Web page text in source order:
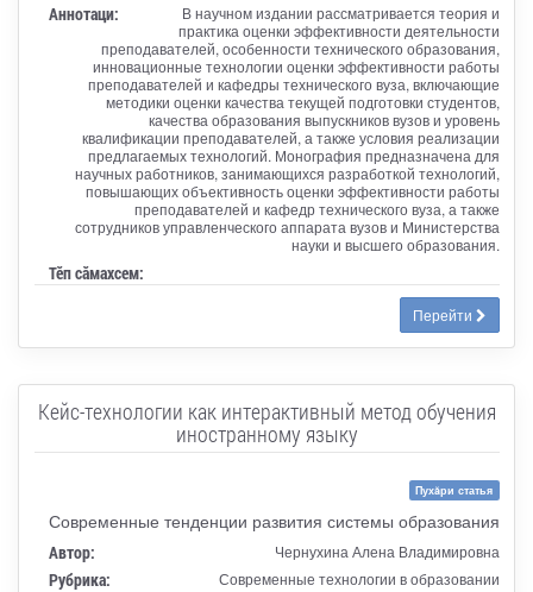
Аннотаци:
В научном издании рассматривается теория и
практика оценки эффективности деятельности
преподавателей, особенности технического образования,
инновационные технологии оценки эффективности работы
преподавателей и кафедры технического вуза, включающие
методики оценки качества текущей подготовки студентов,
качества образования выпускников вузов и уровень
квалификации преподавателей, а также условия реализации
предлагаемых технологий. Монография предназначена для
научных работников, занимающихся разработкой технологий,
повышающих объективность оценки эффективности работы
преподавателей и кафедр технического вуза, а также
сотрудников управленческого аппарата вузов и Министерства
науки и высшего образования.
Тӗп сӑмахсем:
Перейти
Кейс-технологии как интерактивный метод обучения
иностранному языку
Пухăри статья
Современные тенденции развития системы образования
Автор: Чернухина Алена Владимировна
Рубрика: Современные технологии в образовании